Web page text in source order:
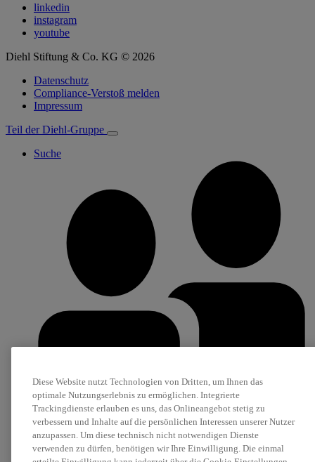
linkedin
instagram
youtube
Diehl Stiftung & Co. KG © 2026
Datenschutz
Compliance-Verstoß melden
Impressum
Teil der Diehl-Gruppe
Suche
Karriere
Stellenanzeigen
Diese Website nutzt Technologien von Dritten, um Ihnen das
optimale Nutzungserlebnis zu ermöglichen. Integrierte
Trackingdienste erlauben es uns, das Onlineangebot stetig zu
verbessern und Inhalte auf die persönlichen Interessen unserer Nutzer
anzupassen. Um diese technisch nicht notwendigen Dienste
verwenden zu dürfen, benötigen wir Ihre Einwilligung. Die einmal